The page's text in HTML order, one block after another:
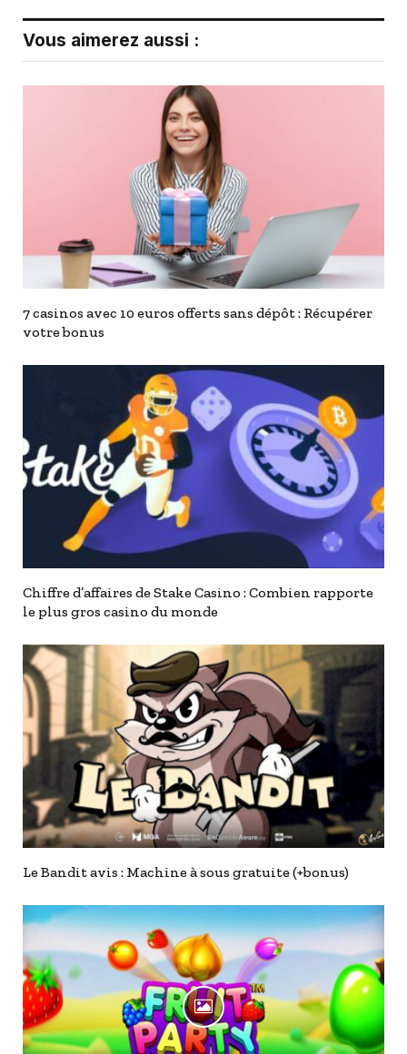
Vous aimerez aussi :
7 casinos avec 10 euros offerts sans dépôt : Récupérer
votre bonus
Chiffre d’affaires de Stake Casino : Combien rapporte
le plus gros casino du monde
Le Bandit avis : Machine à sous gratuite (+bonus)